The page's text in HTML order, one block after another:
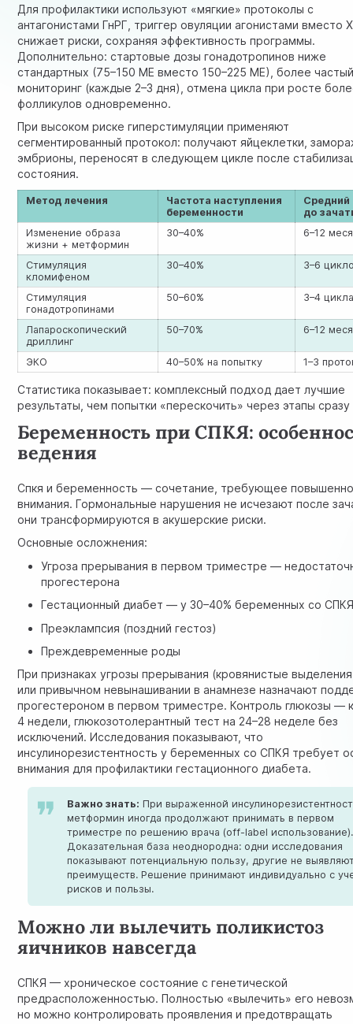
Для профилактики используют «мягкие» протоколы с
антагонистами ГнРГ, триггер овуляции агонистами вместо
снижает риски, сохраняя эффективность программы.
Дополнительно: стартовые дозы гонадотропинов ниже
стандартных (75–150 МЕ вместо 150–225 МЕ), более
мониторинг (каждые 2–3 дня), отмена цикла при росте
фолликулов одновременно.
При высоком риске гиперстимуляции применяют
сегментированный протокол: получают яйцеклетки,
эмбрионы, переносят в следующем цикле после
состояния.
Метод лечения
Частота наступления
беременности
Средний
до
Изменение образа
жизни + метформин
30–40% 6–12
Стимуляция
кломифеном
30–40% 3–6
Стимуляция
гонадотропинами
50–60% 3–4
Лапароскопический
дриллинг
50–70% 6–12
ЭКО 40–50% на попытку 1–3
Статистика показывает: комплексный подход дает лучшие
результаты, чем попытки «перескочить» через этапы
Беременность при СПКЯ:
ведения
Спкя и беременность — сочетание, требующее
внимания. Гормональные нарушения не исчезают после
они трансформируются в акушерские риски.
Основные осложнения:
Угроза прерывания в первом триместре —
прогестерона
Гестационный диабет — у 30–40% беременных со
Преэклампсия (поздний гестоз)
Преждевременные роды
При признаках угрозы прерывания (кровянистые
или привычном невынашивании в анамнезе назначают
прогестероном в первом триместре. Контроль глюкозы —
4 недели, глюкозотолерантный тест на 24–28 неделе без
исключений.Исследования показывают , что
инсулинорезистентность у беременных со СПКЯ требует
внимания для профилактики гестационного диабета.
Важно знать: При выраженной
метформин иногда продолжают принимать в первом
триместре по решению врача (off-label использование).
Доказательная база неоднородна: одни исследования
показывают потенциальную пользу, другие не
преимуществ. Решение принимают индивидуально с
рисков и пользы.
Можно ли вылечить поликистоз
яичников навсегда
СПКЯ — хроническое состояние с генетической
предрасположенностью. Полностью «вылечить» его
но можно контролировать проявления и предотвращать